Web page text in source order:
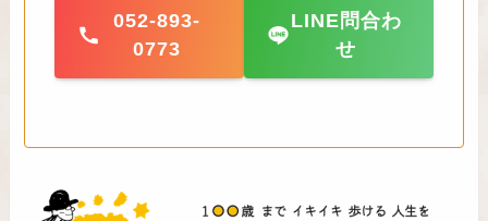
052-893-
0773
LINE問合わ
せ